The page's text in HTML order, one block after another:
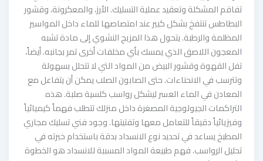
تفاقم المشكلة وتعقيد عملية التسليك. الأرز، والمعكرونة، وقشور
البطاطس تنتفخ بشكل كبير عند امتصاصها للماء داخل المواسير
المظلمة والرطبة. يتحول هذا المزيج النشوي إلى مادة تشبه
المعجون اللاصق الذي يمسك بأي مخلفات أخرى تمر بجانبه. أيضاً،
تفل القهوة وقشور البيض من المواد التي لا تتحلل بسهولة
وتترسب في الانحناءات. حتى الصابون الصلب يمكن أن يتفاعل مع
المعادن في الماء العسر ليشكل رواسب كلسية صلبة. هذه
التراكمات الجيولوجية المصغرة داخل منزلك تتطلب فهماً كيميائياً
وفيزيائياً دقيقاً للتعامل معها وتفتيتها. وجود فني تسليك مجاري
المطبخ يساعد في تحديد نوع الانسداد بدقة باستخدام خبرته في
تحليل الرواسب. فهم طبيعة المواد المسببة للانسداد هو الخطوة